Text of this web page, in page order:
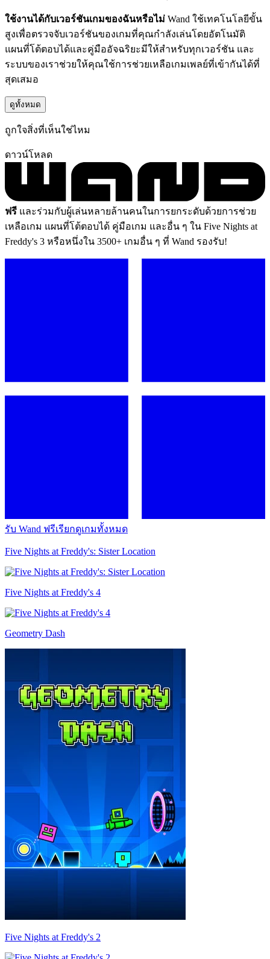
ใช้งานได้กับเวอร์ชันเกมของฉันหรือไม่ Wand ใช้เทคโนโลยีขั้น
สูงเพื่อตรวจจับเวอร์ชันของเกมที่คุณกำลังเล่นโดยอัตโนมัติ
แผนที่โต้ตอบได้และคู่มืออัจฉริยะมีให้สำหรับทุกเวอร์ชัน และ
ระบบของเราช่วยให้คุณใช้การช่วยเหลือเกมเพลย์ที่เข้ากันได้ที่
สุดเสมอ
ดูทั้งหมด
ถูกใจสิ่งที่เห็นใช่ไหม
ดาวน์โหลด
ฟรี และร่วมกับผู้เล่นหลายล้านคนในการยกระดับด้วยการช่วย
เหลือเกม แผนที่โต้ตอบได้ คู่มือเกม และอื่น ๆ ใน Five Nights at
Freddy's 3 หรือหนึ่งใน 3500+ เกมอื่น ๆ ที่ Wand รองรับ!
รับ Wand ฟรีเรียกดูเกมทั้งหมด
Five Nights at Freddy's: Sister Location
Five Nights at Freddy's 4
Geometry Dash
Five Nights at Freddy's 2